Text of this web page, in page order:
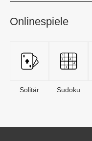
Onlinespiele
Solitär Sudoku